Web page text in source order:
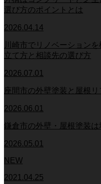
選び方のポイントとは
2026.04.14
川崎市でリノベーション
立て方と相談先の選び方
2026.07.01
座間市の外壁塗装と屋根
2026.06.01
鎌倉市の外壁・屋根塗装
2026.05.01
NEW
2021.04.25